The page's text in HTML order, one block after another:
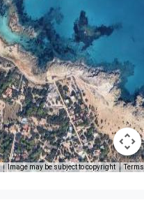
Image may be subject to copyright Terms